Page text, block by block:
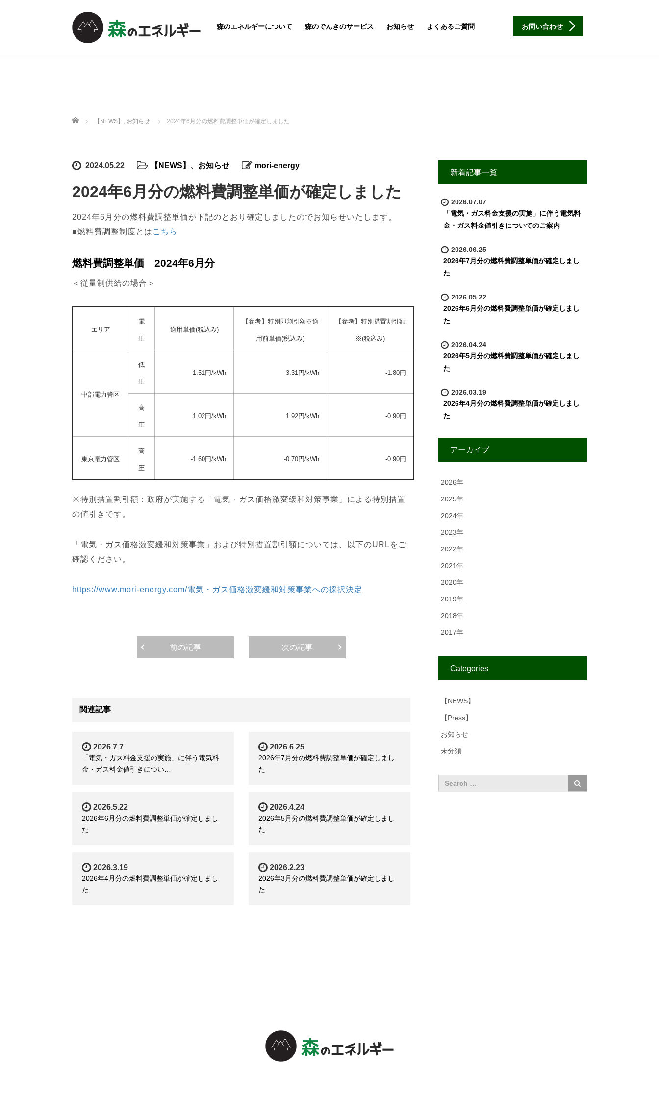
森のエネルギーについて 森のでんきのサービス お知らせ よくあるご質問 お問い合わせ
ホーム 【NEWS】 , お知らせ 2024年6月分の燃料費調整単価が確定しました
2024.05.22 【NEWS】 、 お知らせ mori-energy
2024年6月分の燃料費調整単価が確定しました
2024年6月分の燃料費調整単価が下記のとおり確定しましたのでお知らせいたします。
■燃料費調整制度とは こちら
燃料費調整単価 2024年6月分
＜従量制供給の場合＞
エリア
電
圧
適用単価(税込み)
【参考】特別即割引額※適
用前単価(税込み)
【参考】特別措置割引額
※(税込み)
中部電力管区
低
圧
1.51円/kWh 3.31円/kWh -1.80円
高
圧
1.02円/kWh 1.92円/kWh -0.90円
東京電力管区
高
圧
-1.60円/kWh -0.70円/kWh -0.90円
※特別措置割引額：政府が実施する「電気・ガス価格激変緩和対策事業」による特別措置
の値引きです。
「電気・ガス価格激変緩和対策事業」および特別措置割引額については、以下のURLをご
確認ください。
https://www.mori-energy.com/電気・ガス価格激変緩和対策事業への採択決定
前の記事 次の記事
関連記事
2026.7.7
「電気・ガス料金支援の実施」に伴う電気料
金・ガス料金値引きについ…
2026.6.25
2026年7月分の燃料費調整単価が確定しまし
た
2026.5.22
2026年6月分の燃料費調整単価が確定しまし
た
2026.4.24
2026年5月分の燃料費調整単価が確定しまし
た
2026.3.19
2026年4月分の燃料費調整単価が確定しまし
た
2026.2.23
2026年3月分の燃料費調整単価が確定しまし
た
新着記事一覧
2026.07.07
「電気・ガス料金支援の実施」に伴う電気料
金・ガス料金値引きについてのご案内
2026.06.25
2026年7月分の燃料費調整単価が確定しまし
た
2026.05.22
2026年6月分の燃料費調整単価が確定しまし
た
2026.04.24
2026年5月分の燃料費調整単価が確定しまし
た
2026.03.19
2026年4月分の燃料費調整単価が確定しまし
た
アーカイブ
2026年
2025年
2024年
2023年
2022年
2021年
2020年
2019年
2018年
2017年
Categories
【NEWS】
【Press】
お知らせ
未分類